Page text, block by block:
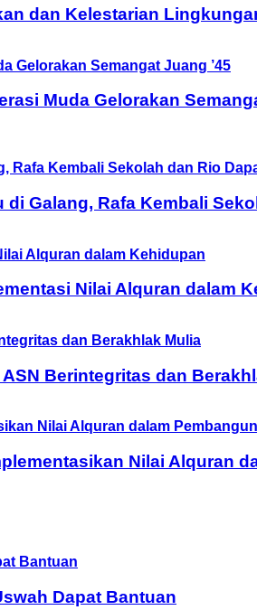
dan Kelestarian
Muda Gelorakan
Galang, Rafa Kembali
Nilai Alquran dalam
Berintegritas dan
Nilai Alquran
Dapat Bantuan